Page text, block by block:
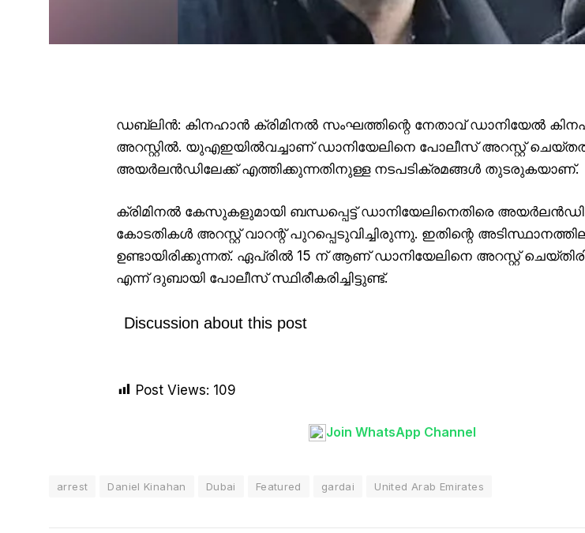
ഡബ്ലിൻ: കിനഹാൻ ക്രിമിനൽ സംഘത്തിന്റെ നേതാവ് ഡാനിയേൽ
അറസ്റ്റിൽ. യുഎഇയിൽവച്ചാണ് ഡാനിയേലിനെ പോലീസ് അറസ്റ്റ്
അയർലൻഡിലേക്ക് എത്തിക്കുന്നതിനുള്ള നടപടിക്രമങ്ങൾ തുടരുകയാണ്.
ക്രിമിനൽ കേസുകളുമായി ബന്ധപ്പെട്ട് ഡാനിയേലിനെതിരെ
കോടതികൾ അറസ്റ്റ് വാറന്റ് പുറപ്പെടുവിച്ചിരുന്നു. ഇതിന്റെ
ഉണ്ടായിരിക്കുന്നത്. ഏപ്രിൽ 15 ന് ആണ് ഡാനിയേലിനെ അറസ്റ്റ്
എന്ന് ദുബായി പോലീസ് സ്ഥിരീകരിച്ചിട്ടുണ്ട്.
Discussion about this post
Post Views: 109
Join WhatsApp Channel
arrest Daniel Kinahan Dubai Featured gardai United Arab Emirates